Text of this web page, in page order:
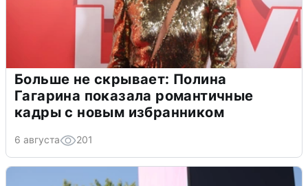
Больше не скрывает: Полина
Гагарина показала романтичные
кадры с новым избранником
6 августа 201